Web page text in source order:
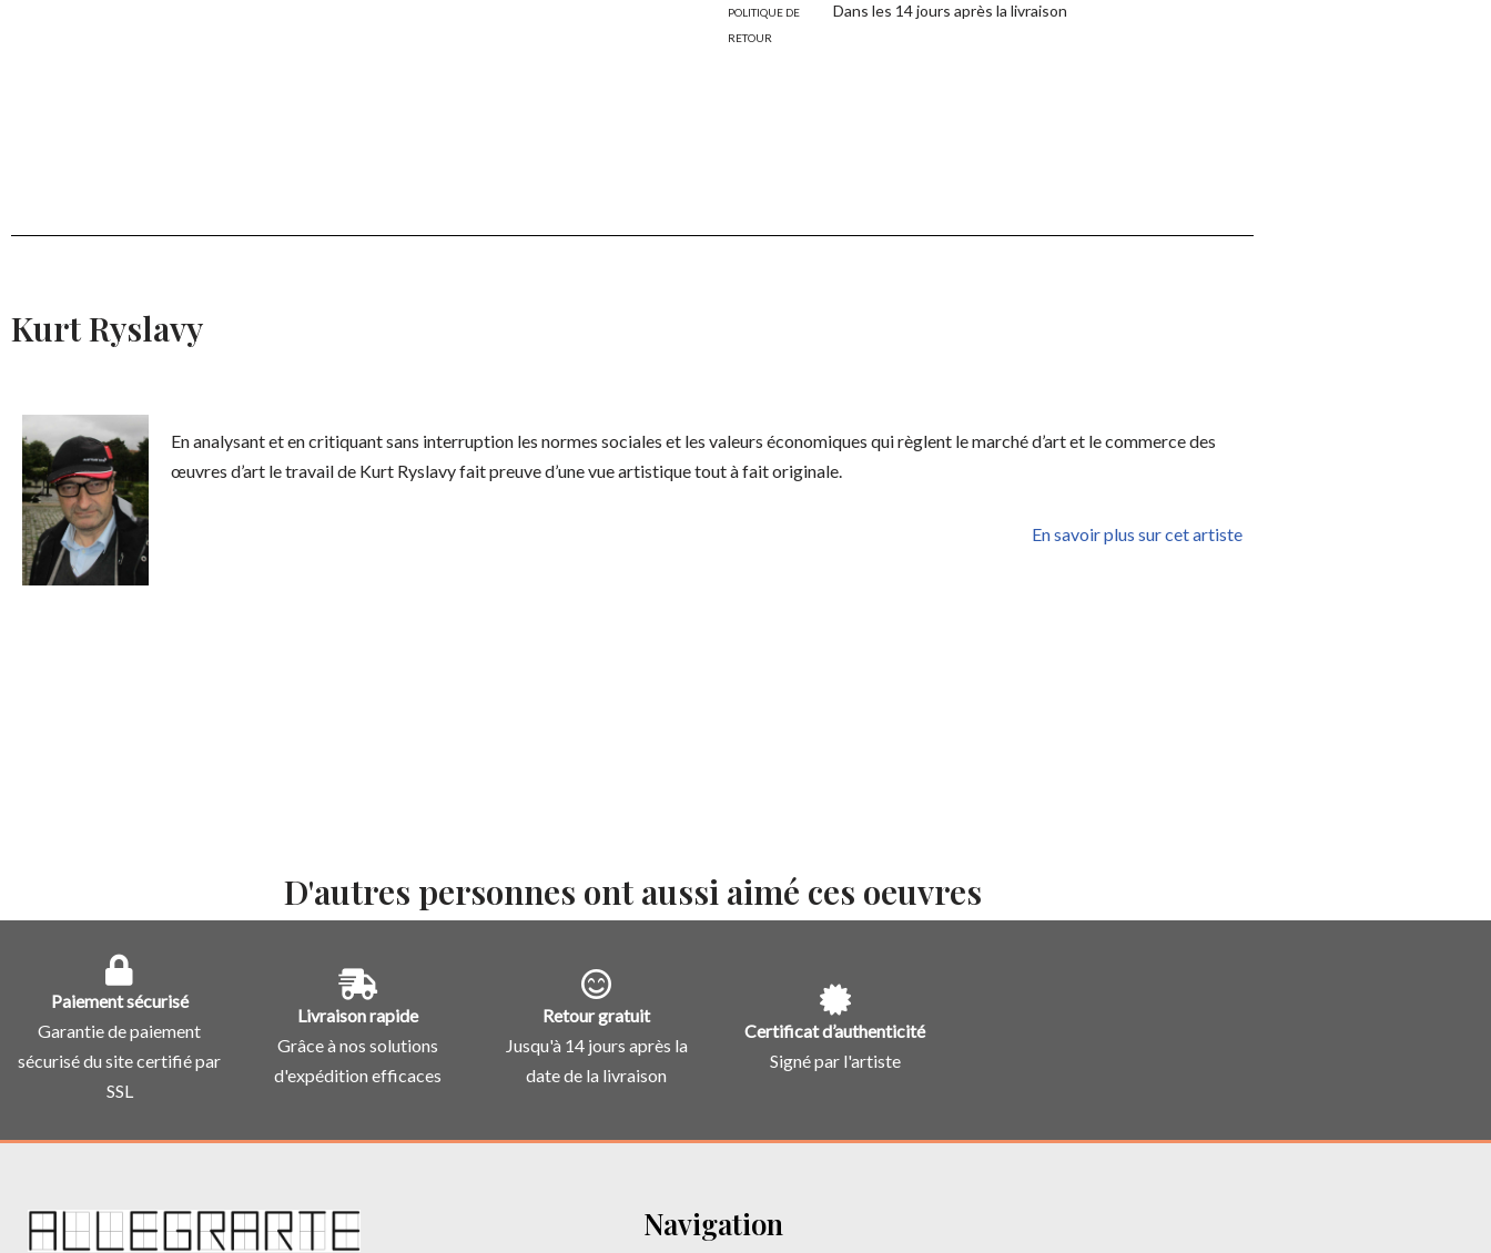
Politique de
retour
Dans les 14 jours après la livraison
Kurt Ryslavy
En analysant et en critiquant sans interruption les normes sociales et les valeurs économiques qui règlent le marché d’art et le commerce des
œuvres d’art le travail de Kurt Ryslavy fait preuve d’une vue artistique tout à fait originale.
En savoir plus sur cet artiste
D'autres personnes ont aussi aimé ces oeuvres
Paiement sécurisé
Garantie de paiement
sécurisé du site certifié par
SSL
Livraison rapide
Grâce à nos solutions
d'expédition efficaces
Retour gratuit
Jusqu'à 14 jours après la
date de la livraison
Certificat d’authenticité
Signé par l'artiste
Navigation